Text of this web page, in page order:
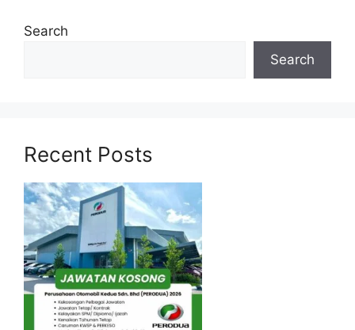
melalui pautan Permohonan Online yang
boleh didapati melalui pautan yang telah
disediakan dibawah. Untuk pemohon kali
yang lengkap (kelayakan akademik,
yang dipohon, gambar berukuran
passport serta salinan sijil-sijil berkaitan)
semasa membuat permohonan.
Pemohon yang telah mendaftar dan
memohon jawatan yang disenaraikan
tidak perlu lagi memohon semula
sekiranya tempoh permohonan masih
Search
Search
Recent Posts